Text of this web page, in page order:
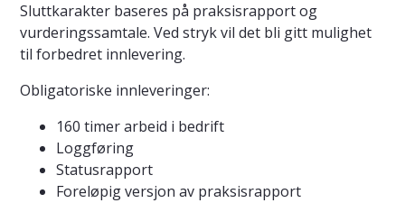
Sluttkarakter baseres på praksisrapport og
vurderingssamtale. Ved stryk vil det bli gitt mulighet
til forbedret innlevering.
Obligatoriske innleveringer:
160 timer arbeid i bedrift
Loggføring
Statusrapport
Foreløpig versjon av praksisrapport